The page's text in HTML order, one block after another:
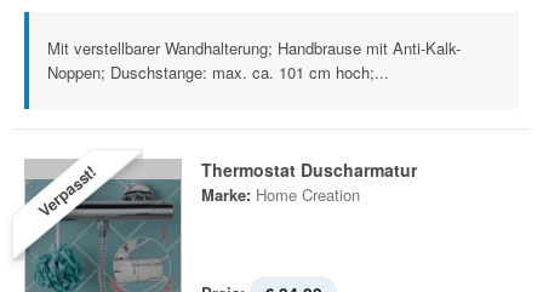
Mit verstellbarer Wandhalterung; Handbrause mit Anti-Kalk-
Noppen; Duschstange: max. ca. 101 cm hoch;...
Verpasst! Thermostat Duscharmatur
Marke: Home Creation